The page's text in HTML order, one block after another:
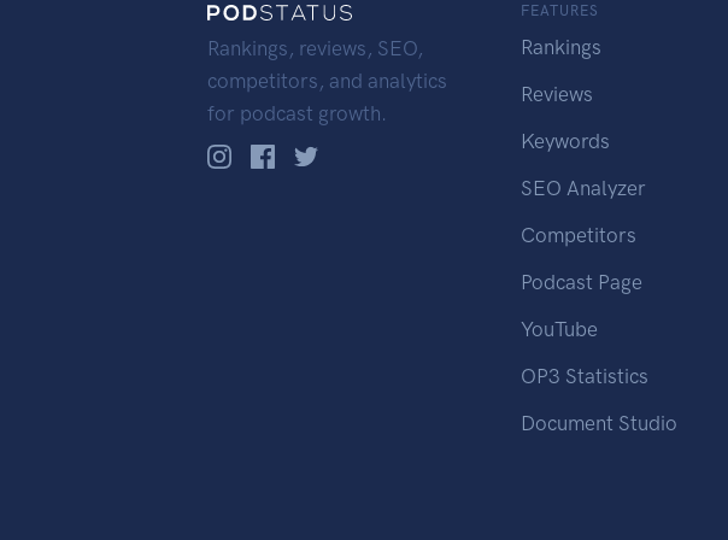
Rankings, reviews, SEO,
competitors, and analytics
for podcast growth.
FEATURES
Rankings
Reviews
Keywords
SEO Analyzer
Competitors
Podcast Page
YouTube
OP3 Statistics
Document Studio